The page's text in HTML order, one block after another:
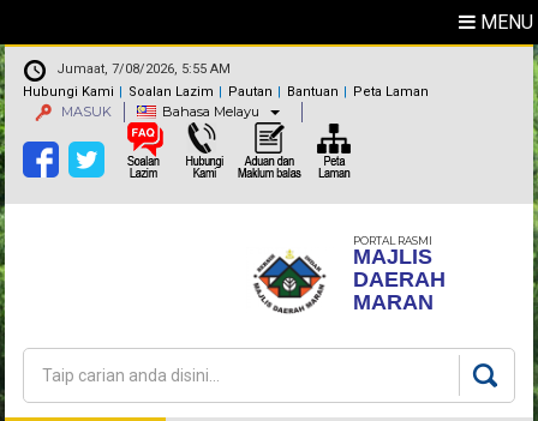
MENU
Jumaat, 7/08/2026, 5:55 AM
Hubungi Kami
Soalan Lazim Pautan Bantuan Peta Laman
MASUK Bahasa Melayu
PORTAL RASMI
MAJLIS
DAERAH
MARAN
Borang carian
Carian